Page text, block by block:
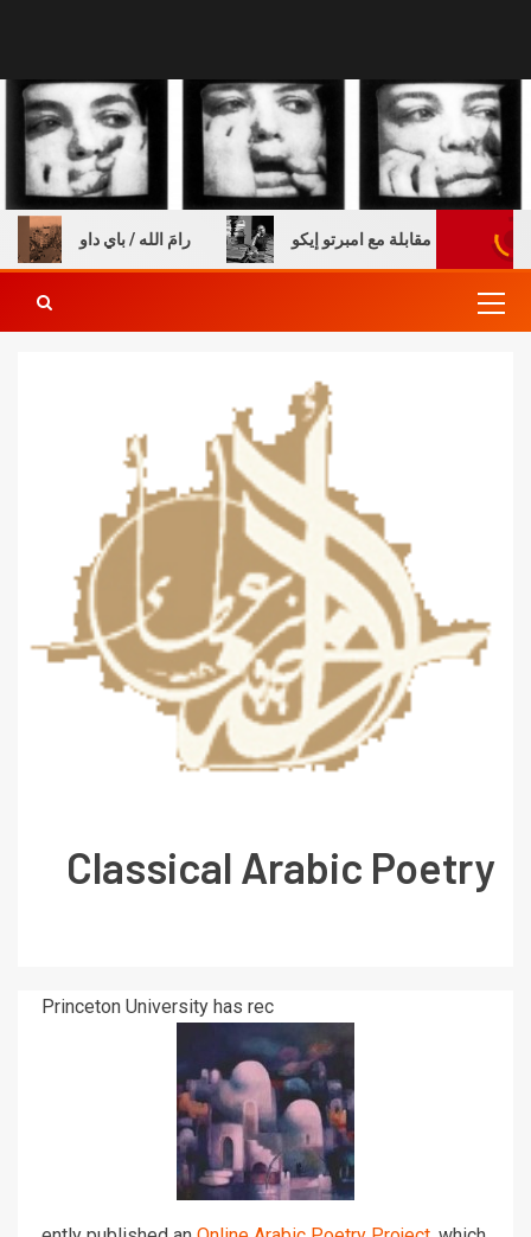
رامَ الله / باي داو – مقابلة مع امبرتو إيكو
Classical Arabic Poetry
Princeton University has rec